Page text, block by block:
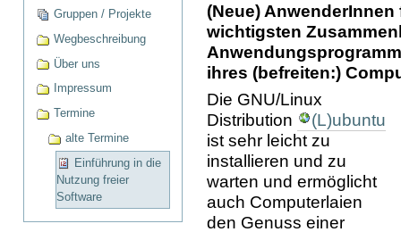
Gruppen / Projekte
Wegbeschreibung
Über uns
Impressum
Termine
alte Termine
Einführung in die
Nutzung freier
Software
(Neue)
wichtigsten
ihres (befreiten:)
Die GNU/Linux
Distribution
(L)ubuntu
ist sehr leicht zu
installieren und zu
warten und ermöglicht
auch Computerlaien
den Genuss einer